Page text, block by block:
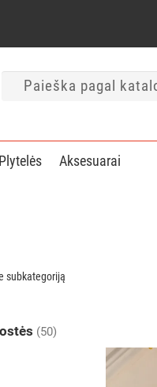
Plytelės Aksesuarai
subkategoriją
(50)